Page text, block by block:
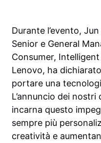
Durante l’evento,
Senior e General
Consumer,
Lenovo, ha
portare una
L’annuncio dei
incarna questo
sempre più
creatività e